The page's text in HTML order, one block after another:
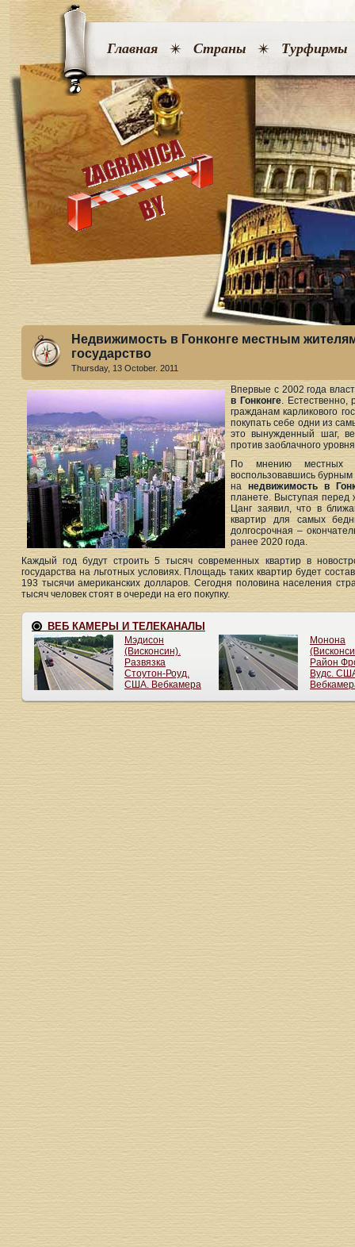
Главная Страны Турфирмы
Недвижимость в Гонконге местным
государство
Thursday, 13 October. 2011
Впервые с 2002 года
в Гонконге. Естественно,
гражданам карликового
покупать себе одни из
это вынужденный шаг,
против заоблачного
По мнению местных
воспользовавшись бурным
на недвижимость в
планете. Выступая перед
Цанг заявил, что в
квартир для самых
долгосрочная –
ранее 2020 года.
Каждый год будут строить 5 тысяч современных квартир в
государства на льготных условиях. Площадь таких квартир будет
193 тысячи американских долларов. Сегодня половина населения
тысяч человек стоят в очереди на его покупку.